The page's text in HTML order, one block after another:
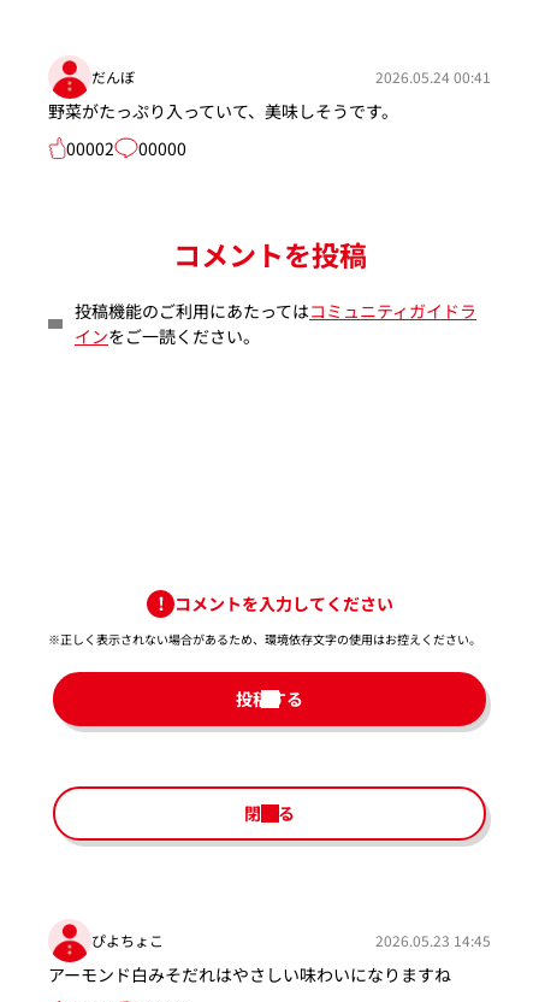
だんぼ 2026.05.24 00:41
野菜がたっぷり入っていて、美味しそうです。
00002
00000
コメントを投稿
投稿機能のご利用にあたってはコミュニティガイドラ
インをご一読ください。
コメントを入力してください
※正しく表示されない場合があるため、環境依存文字の使用はお控えください。​
投稿する
閉じる
ぴよちょこ 2026.05.23 14:45
アーモンド白みそだれはやさしい味わいになりますね